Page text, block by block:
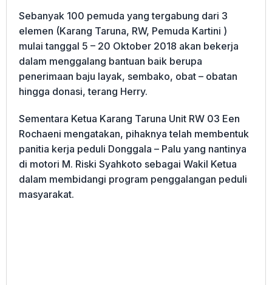
Sebanyak 100 pemuda yang tergabung dari 3
elemen (Karang Taruna, RW, Pemuda Kartini )
mulai tanggal 5 – 20 Oktober 2018 akan bekerja
dalam menggalang bantuan baik berupa
penerimaan baju layak, sembako, obat – obatan
hingga donasi, terang Herry.
Sementara Ketua Karang Taruna Unit RW 03 Een
Rochaeni mengatakan, pihaknya telah membentuk
panitia kerja peduli Donggala – Palu yang nantinya
di motori M. Riski Syahkoto sebagai Wakil Ketua
dalam membidangi program penggalangan peduli
masyarakat.